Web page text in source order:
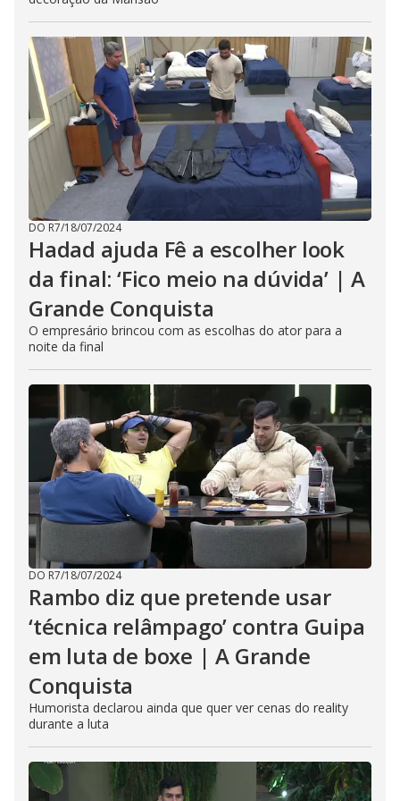
DO R7/18/07/2024
Hadad ajuda Fê a escolher look
da final: ‘Fico meio na dúvida’ | A
Grande Conquista
O empresário brincou com as escolhas do ator para a
noite da final
DO R7/18/07/2024
Rambo diz que pretende usar
‘técnica relâmpago’ contra Guipa
em luta de boxe | A Grande
Conquista
Humorista declarou ainda que quer ver cenas do reality
durante a luta